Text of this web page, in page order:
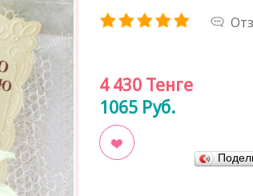
4 430 Тенге
1065 Руб.
В закладки